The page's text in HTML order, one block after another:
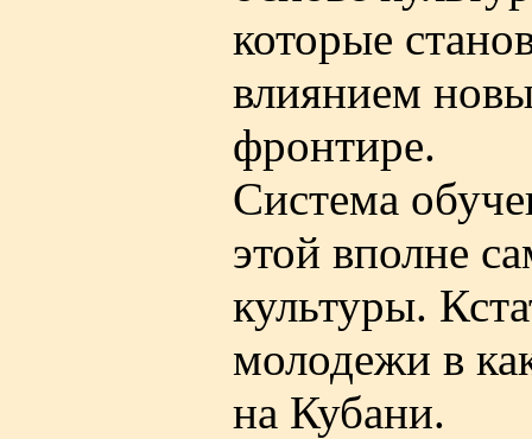
которые
влиянием
фронтире.
Система
этой вполне
культуры.
молодежи в
на Кубани.